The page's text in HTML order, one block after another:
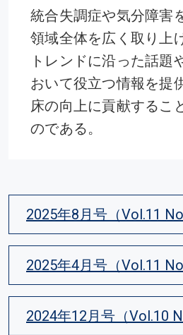
統合失調症や気分障害
領域全体を広く取り上
トレンドに沿った話題
おいて役立つ情報を提
床の向上に貢献するこ
のである。
2025年8月号（Vol.11
2025年4月号（Vol.11
2024年12月号（Vol.10